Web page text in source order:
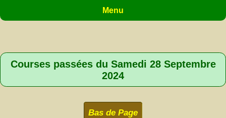
Menu
Courses passées du Samedi 28 Septembre
2024
Bas de Page